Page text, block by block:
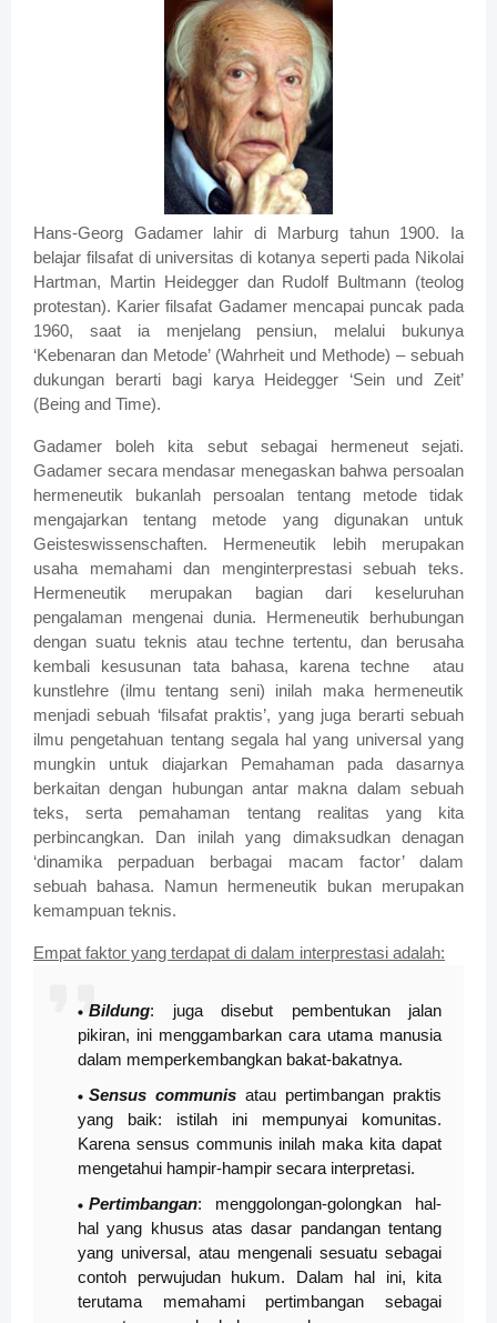
Hans-Georg Gadamer lahir di Marburg tahun 1900. Ia
belajar filsafat di universitas di kotanya seperti pada Nikolai
Hartman, Martin Heidegger dan Rudolf Bultmann (teolog
protestan). Karier filsafat Gadamer mencapai puncak pada
1960, saat ia menjelang pensiun, melalui bukunya
‘Kebenaran dan Metode’ (Wahrheit und Methode) – sebuah
dukungan berarti bagi karya Heidegger ‘Sein und Zeit’
(Being and Time).
Gadamer boleh kita sebut sebagai hermeneut sejati.
Gadamer secara mendasar menegaskan bahwa persoalan
hermeneutik bukanlah persoalan tentang metode tidak
mengajarkan tentang metode yang digunakan untuk
Geisteswissenschaften. Hermeneutik lebih merupakan
usaha memahami dan menginterprestasi sebuah teks.
Hermeneutik merupakan bagian dari keseluruhan
pengalaman mengenai dunia. Hermeneutik berhubungan
dengan suatu teknis atau techne tertentu, dan berusaha
kembali kesusunan tata bahasa, karena techne
atau
kunstlehre (ilmu tentang seni) inilah maka hermeneutik
menjadi sebuah ‘filsafat praktis’, yang juga berarti sebuah
ilmu pengetahuan tentang segala hal yang universal yang
mungkin untuk diajarkan Pemahaman pada dasarnya
berkaitan dengan hubungan antar makna dalam sebuah
teks, serta pemahaman tentang realitas yang kita
perbincangkan. Dan inilah yang dimaksudkan denagan
‘dinamika perpaduan berbagai macam factor’ dalam
sebuah bahasa. Namun hermeneutik bukan merupakan
kemampuan teknis.
Empat faktor yang terdapat di dalam interprestasi adalah:
Bildung: juga disebut pembentukan jalan
pikiran, ini menggambarkan cara utama manusia
dalam memperkembangkan bakat-bakatnya.
Sensus communis atau pertimbangan praktis
yang baik: istilah ini mempunyai komunitas.
Karena sensus communis inilah maka kita dapat
mengetahui hampir-hampir secara interpretasi.
Pertimbangan: menggolongan-golongkan hal-
hal yang khusus atas dasar pandangan tentang
yang universal, atau mengenali sesuatu sebagai
contoh perwujudan hukum. Dalam hal ini, kita
terutama memahami pertimbangan sebagai